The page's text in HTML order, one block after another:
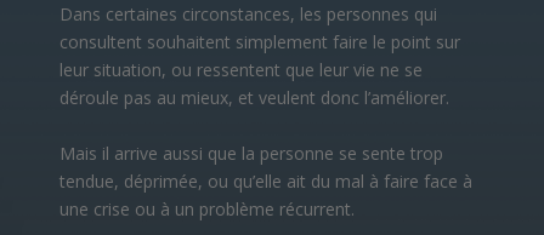
Dans certaines circonstances, les personnes qui
consultent souhaitent simplement faire le point sur
leur situation, ou ressentent que leur vie ne se
déroule pas au mieux, et veulent donc l’améliorer.
Mais il arrive aussi que la personne se sente trop
tendue, déprimée, ou qu’elle ait du mal à faire face à
une crise ou à un problème récurrent.